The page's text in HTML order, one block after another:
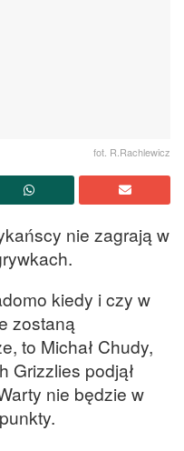
fot. R.Rachlewicz
nie zagrają w
kiedy i czy w
zostaną
to Michał Chudy,
Grizzlies podjął
nie będzie w